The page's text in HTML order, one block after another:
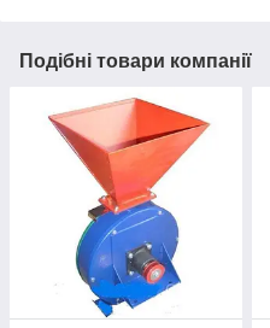
Подібні товари компанії